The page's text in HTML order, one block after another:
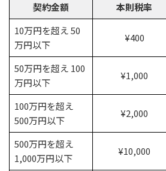
契約金額 本則税率
10万円を超え 50
万円以下
¥400
50万円を超え 100
万円以下
¥1,000
100万円を超え
500万円以下
¥2,000
500万円を超え
1,000万円以下
¥10,000